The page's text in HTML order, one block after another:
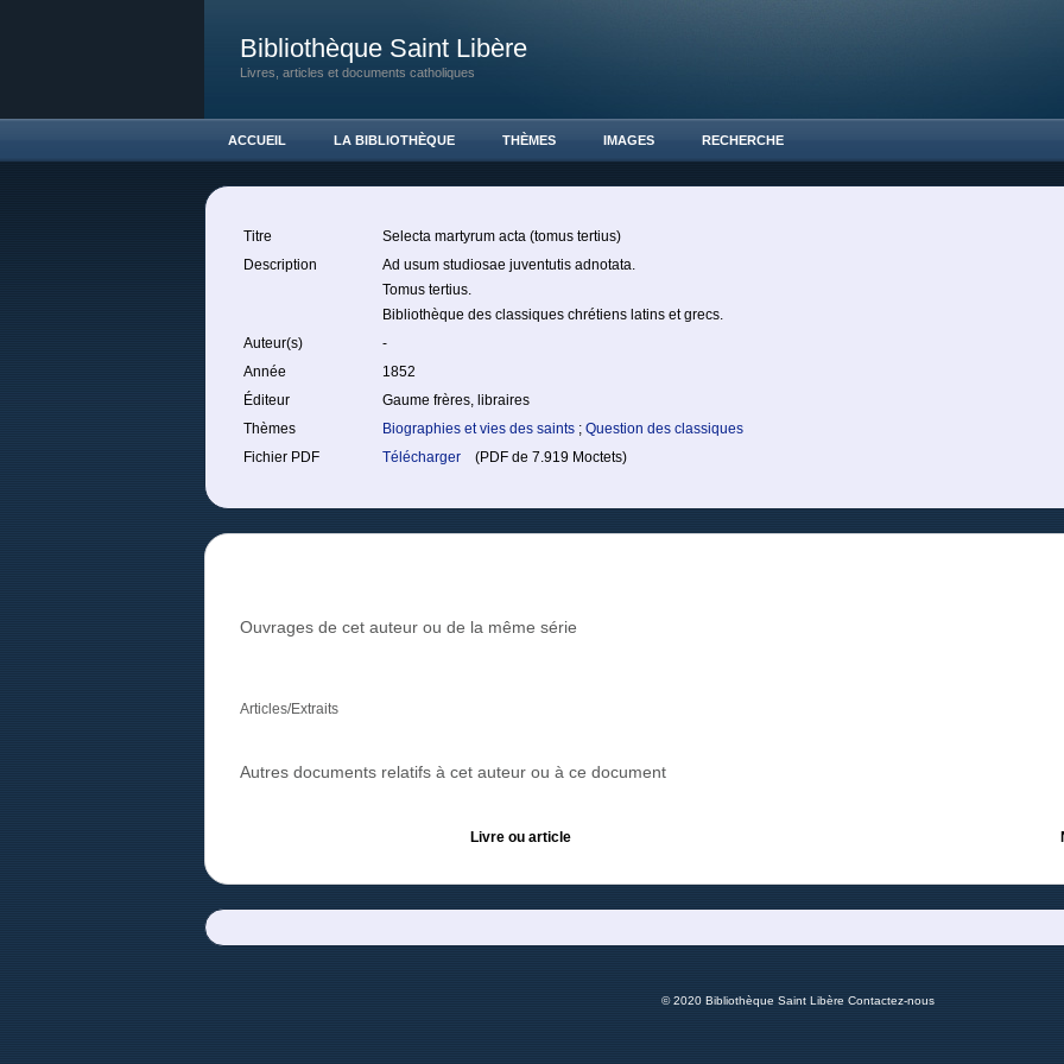
Bibliothèque Saint Libère
Livres, articles et documents catholiques
ACCUEIL LA BIBLIOTHÈQUE THÈMES IMAGES RECHERCHE
Titre
Selecta martyrum acta (tomus tertius)
Description
Ad usum studiosae juventutis adnotata.
Tomus tertius.
Bibliothèque des classiques chrétiens latins et grecs.
Auteur(s)
-
Année
1852
Éditeur
Gaume frères, libraires
Thèmes
Biographies et vies des saints ; Question des classiques
Fichier PDF
Télécharger (PDF de 7.919 Moctets)
Ouvrages de cet auteur ou de la même série
Articles/Extraits
Autres documents relatifs à cet auteur ou à ce document
Livre ou article
© 2020 Bibliothèque Saint Libère Contactez-nous